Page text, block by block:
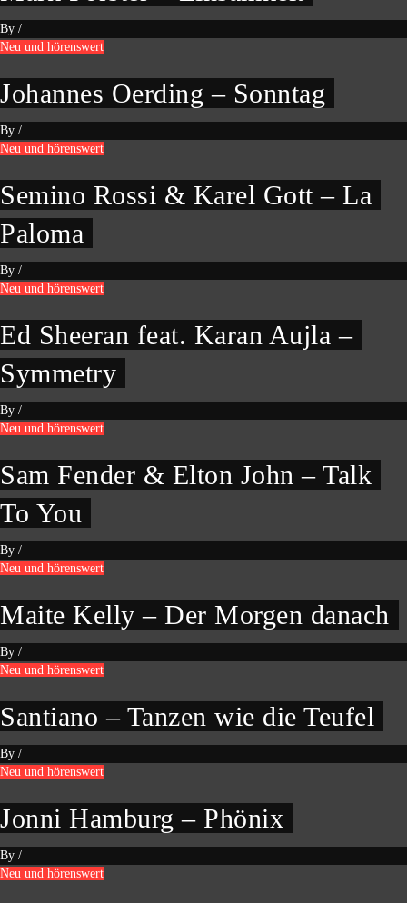
By /
Neu und hörenswert
Johannes Oerding – Sonntag
By /
Neu und hörenswert
Semino Rossi & Karel Gott – La
Paloma
By /
Neu und hörenswert
Ed Sheeran feat. Karan Aujla –
Symmetry
By /
Neu und hörenswert
Sam Fender & Elton John – Talk
To You
By /
Neu und hörenswert
Maite Kelly – Der Morgen danach
By /
Neu und hörenswert
Santiano – Tanzen wie die Teufel
By /
Neu und hörenswert
Jonni Hamburg – Phönix
By /
Neu und hörenswert